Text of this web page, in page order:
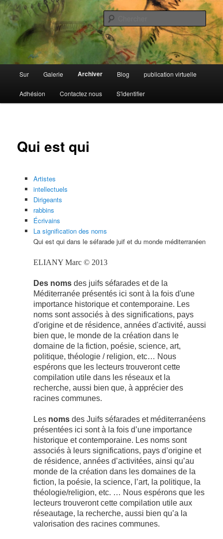
Passer
au
contenu
principalArchive juive marocaine
Galerie ouverte Source
principal
Sur Galerie Archiver Blog publication virtuelle
Adhésion Contactez nous S'identifier
Qui est qui
Artistes
intellectuels
Dirigeants
rabbins
Écrivains
La signification des noms
Qui est qui dans le séfarade juif et du monde méditerranéen
ELIANY Marc © 2013
Des nomsdes juifs séfarades et de la
Méditerranée présentés ici sont à la fois d'une
importance historique et contemporaine. Les
noms sont associés à des significations, pays
d'origine et de résidence, années d'activité, aussi
bien que, le monde de la création dans le
domaine de la fiction, poésie, science, art,
politique, théologie / religion, etc… Nous
espérons que les lecteurs trouveront cette
compilation utile dans les réseaux et la
recherche, aussi bien que, à apprécier des
racines communes.
Les nomsdesJuifs séfarades et méditerranéens
présentées ici sont à la fois d’une importance
historique et contemporaine. Les noms sont
associés à leurs significations, pays d’origine et
de résidence, années d’activitées, ainsi qu’au
monde de la création dans les domaines de la
fiction, la poésie, la science, l’art, la politique, la
théologie/religion, etc. … Nous espérons que les
lecteurs trouveront cette compilation utile aux
réseautage, la recherche, aussi bien qu’a la
valorisation des racines communes.